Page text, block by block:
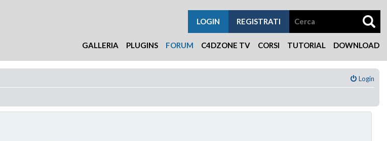
GALLERIA PLUGINS FORUM C4DZONE TV CORSI TUTORIAL DOWNLOAD
REGISTRATI
LOGIN
Login